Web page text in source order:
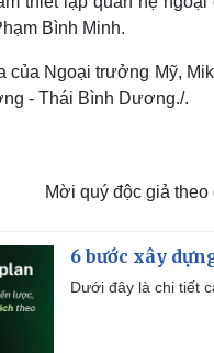
Bình Minh.
của Ngoại trưởng Mỹ,
- Thái Bình Dương./.
Mời quý độc giả theo
6 bước xây
Dưới đây là chi tiết